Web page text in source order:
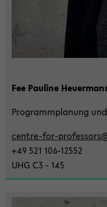
Fee Pau­li­ne
Pro­gramm­pla­nung
centre-​for-
+49 521 106-​12552
UHG C3 - 145